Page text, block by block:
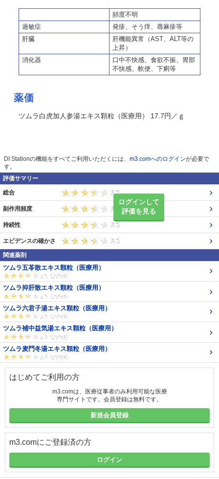
頻度不明
過敏症
発疹、 そう 痒、蕁麻疹等
肝臓
肝機能異常（AST、ALT等の
上昇）
消化器
口中不快感、食欲不振、胃部
不快感、軟便、下痢等
薬価
ツムラ白虎加人参湯エキス顆粒（医療用） 17.7円／ｇ
DI Stationの機能をすべてご利用いただくには、 m3.comへのログインが必要で
す。
評価サマリー
ログインして
評価を見る
総合
副作用頻度
持続性
エビデンスの確かさ
関連薬剤
ツムラ五苓散エキス顆粒（医療用）
ツムラ抑肝散エキス顆粒（医療用）
ツムラ六君子湯エキス顆粒（医療用）
ツムラ補中益気湯エキス顆粒（医療用）
ツムラ麦門冬湯エキス顆粒（医療用）
はじめてご利用の方
m3.comは、医療従事者のみ利用可能な医療
専門サイトです。会員登録は無料です。
新規会員登録
m3.comにご登録済の方
ログイン